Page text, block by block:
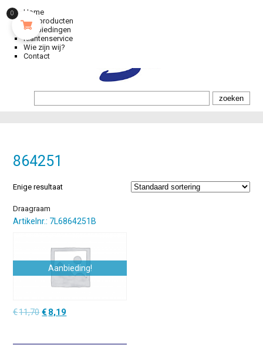
Home
Alle producten
Aanbiedingen
Klantenservice
Wie zijn wij?
Contact
864251
Enige resultaat
Draagraam
Artikelnr.: 7L6864251B
Aanbieding!
€11,70Oorspronkelijke
€11,70.
€ 8,19Huidige
€8,19.
0